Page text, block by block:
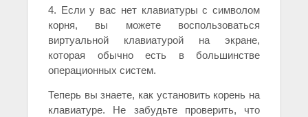
4. Если у вас нет клавиатуры с символом
корня, вы можете воспользоваться
виртуальной клавиатурой на экране,
которая обычно есть в большинстве
операционных систем.
Теперь вы знаете, как установить корень на
клавиатуре. Не забудьте проверить, что